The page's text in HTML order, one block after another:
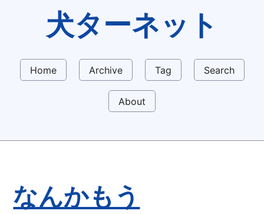
犬ターネット
Home Archive Tag Search
About
なんかもう